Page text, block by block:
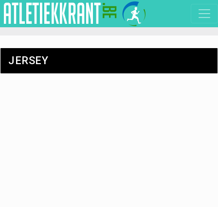
JERSEY